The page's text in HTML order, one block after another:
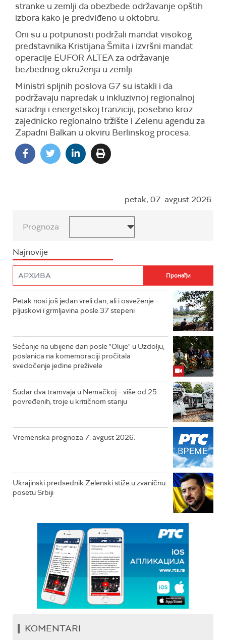
stranke u zemlji da obezbede održavanje opštih
izbora kako je predviđeno u oktobru.
Oni su u potpunosti podržali mandat visokog
predstavnika Kristijana Šmita i izvršni mandat
operacije EUFOR ALTEA za održavanje
bezbednog okruženja u zemlji.
Ministri spljnih poslova G7 su istakli i da
podržavaju napredak u inkluzivnoj regionalnoj
saradnji i energetskoj tranziciji, posebno kroz
zajednicko regionalno tržište i Zelenu agendu za
Zapadni Balkan u okviru Berlinskog procesa.
petak, 07. avgust 2026.
Prognoza
Najnovije
Petak nosi još jedan vreli dan, ali i osveženje –
pljuskovi i grmljavina posle 37 stepeni
Sećanje na ubijene dan posle "Oluje" u Uzdolju,
poslanica na komemoraciji pročitala
svedočenje jedine preživele
Sudar dva tramvaja u Nemačkoj – više od 25
povređenih, troje u kritičnom stanju
Vremenska prognoza 7. avgust 2026.
Ukrajinski predsednik Zelenski stiže u zvaničnu
posetu Srbiji
KOMENTARI